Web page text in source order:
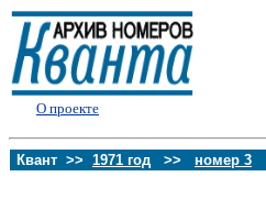
О проекте
Квант >> 1971 год >> номер 3